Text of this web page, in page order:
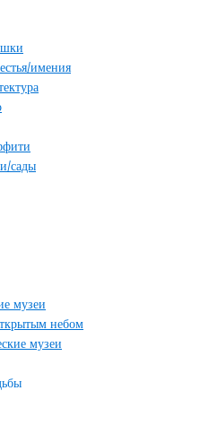
имения
сады
музеи
небом
музеи